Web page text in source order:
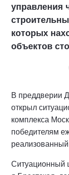
управления
которых
объектов
В преддверии
открыл
комплекса
победителям
реализованный
Ситуационный